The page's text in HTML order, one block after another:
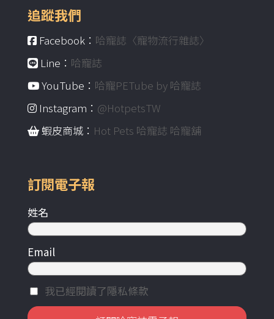
追蹤我們
Facebook： 哈寵誌〈寵物流行雜誌〉
Line： 哈寵誌
YouTube： 哈寵PETube by 哈寵誌
Instagram： @HotpetsTW
蝦皮商城： Hot Pets 哈寵誌 哈寵舖
訂閱電子報
姓名
Email
我已經閱讀了隱私條款